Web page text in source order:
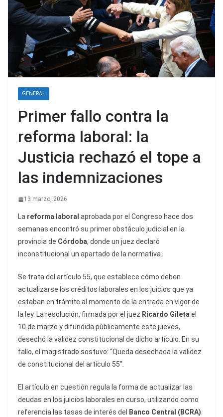
GENERAL
Primer fallo contra la
reforma laboral: la
Justicia rechazó el tope a
las indemnizaciones
13 marzo, 2026
La reforma laboral aprobada por el Congreso hace dos
semanas encontró su primer obstáculo judicial en la
provincia de Córdoba, donde un juez declaró
inconstitucional un apartado de la normativa.
Se trata del artículo 55, que establece cómo deben
actualizarse los créditos laborales en los juicios que ya
estaban en trámite al momento de la entrada en vigor de
la ley. La resolución, firmada por el juez Ricardo Giletael
10 de marzo y difundida públicamente este jueves,
desechó la validez constitucional de dicho artículo. En su
fallo, el magistrado sostuvo: “Queda desechada la validez
de constitucional del artículo 55”.
El artículo en cuestión regula la forma de actualizar las
deudas en los juicios laborales en curso, utilizando como
referencia las tasas de interés del
Banco Central (BCRA).